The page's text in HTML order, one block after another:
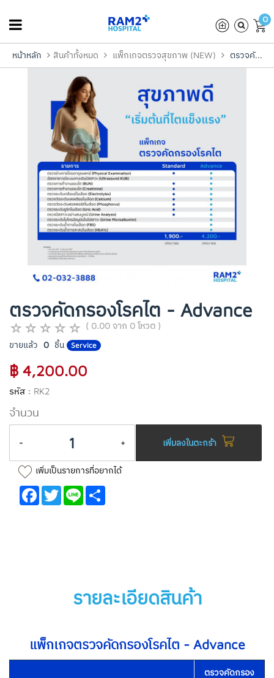
0
หน้าหลัก สินค้าทั้งหมด แพ็กเกจตรวจสุขภาพ (NEW) ตรวจคั...
ตรวจคัดกรองโรคไต - Advance
( 0.00 จาก 0 โหวต )
ขายแล้ว 0 ชิ้น Service
฿ 4,200.00
รหัส : RK2
จำนวน
- + เพิ่มลงในตะกร้า
เพิ่มเป็นรายการที่อยากได้
Facebook
TwitterLine
รายละเอียดสินค้า
แพ็กเกจตรวจคัดกรองโรคไต - Advance
ตรวจคัดกรอง